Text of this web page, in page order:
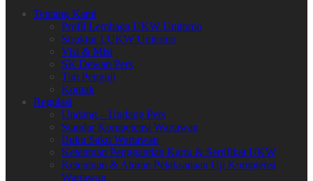
Tentang Kami
Profil Lembaga UKW Unitomo
Struktur LUKW Unitomo
Visi & Misi
SK Dewan Pers
Tim Penguji
Kontak
Regulasi
Undang – Undang Pers
Standar Kompetensi Wartawan
Buku Saku Wartawan
Ketentuan Penggantian Kartu & Sertifikat UKW
Ketentuan & Aturan Pelaksanaan Uji Komptensi
Wartawan